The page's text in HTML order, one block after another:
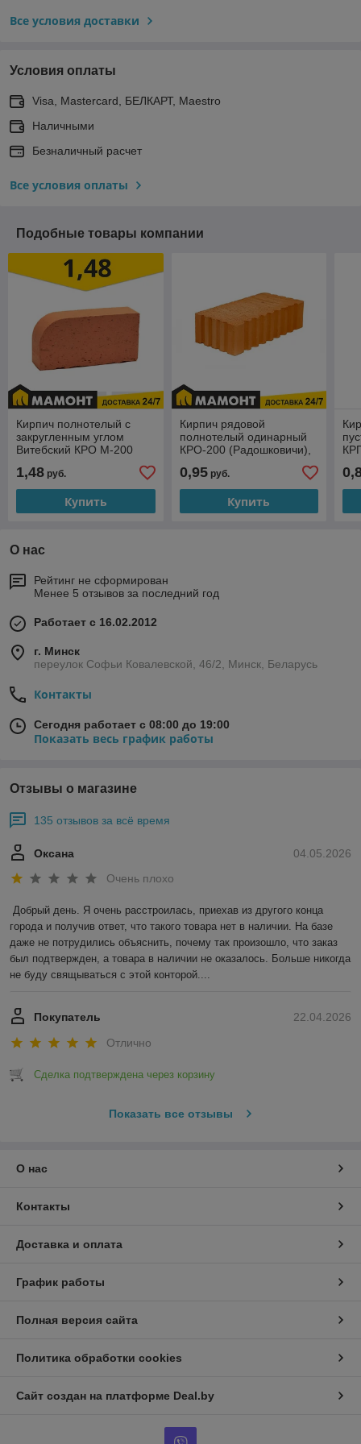
Все условия доставки
Условия оплаты
Visa, Mastercard, БЕЛКАРТ, Maestro
Наличными
Безналичный расчет
Все условия оплаты
Подобные товары компании
Кирпич полнотелый с
закругленным углом
Витебский КРО М-200
1,48 руб.
Купить
Кирпич рядовой
полнотелый одинарный
КРО-200 (Радошковичи),
0,95руб.
Купить
О нас
Рейтинг не сформирован
Менее 5 отзывов за последний год
Работает с 16.02.2012
г. Минск
переулок Софьи Ковалевской, 46/2, Минск, Беларусь
Контакты
Сегодня работает с 08:00 до 19:00
Показать весь график работы
Отзывы о магазине
135 отзывов за всё время
04.05.2026
Оксана
Очень плохо
Добрый день. Я очень расстроилась, приехав из другого конца
города и получив ответ, что такого товара нет в наличии. На базе
даже не потрудились объяснить, почему так произошло, что заказ
был подтвержден, а товара в наличии не оказалось. Больше никогда
не буду свящываться с этой конторой....
22.04.2026
Покупатель
Отлично
Сделка подтверждена через корзину
Показать все отзывы
О нас
Контакты
Доставка и оплата
График работы
Полная версия сайта
Политика обработки cookies
Сайт создан на платформе Deal.by